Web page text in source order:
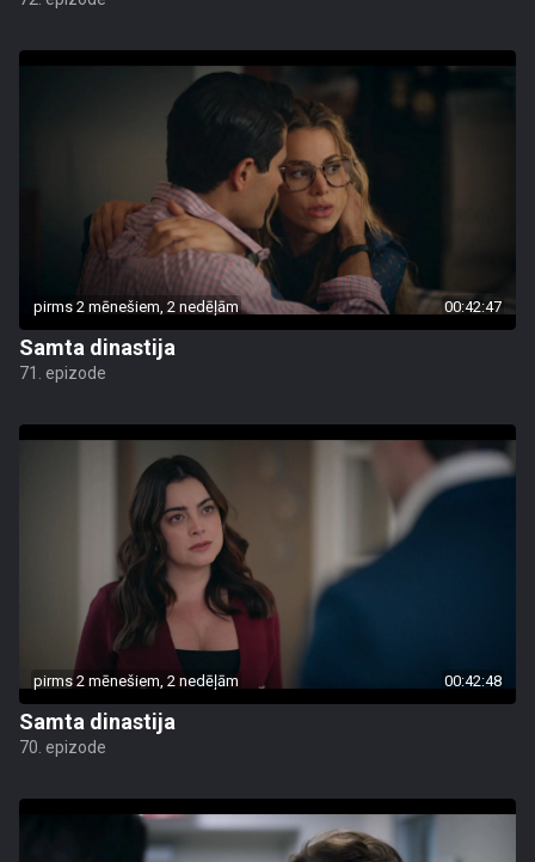
pirms 2 mēnešiem, 2 nedēļām 00:42:47
Samta dinastija
71. epizode
pirms 2 mēnešiem, 2 nedēļām 00:42:48
Samta dinastija
70. epizode